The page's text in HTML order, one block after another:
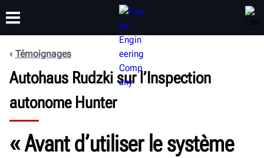
PRODUITS ASSISTANCE
FORMATION
À PROPOS DE
Témoignages
Autohaus Rudzki sur l’Inspection
autonome Hunter
« Avant d’utiliser le système